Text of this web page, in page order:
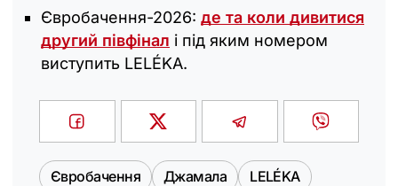
Євробачення-2026: де та коли дивитися
другий півфінал і під яким номером
виступить LELÉKA.
Євробачення Джамала LELÉKA